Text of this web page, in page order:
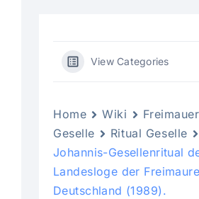
View Categories
Home Wiki
Geselle
Ritual Geselle
Johannis-Gesellenritual
Landesloge der
Deutschland (1989).